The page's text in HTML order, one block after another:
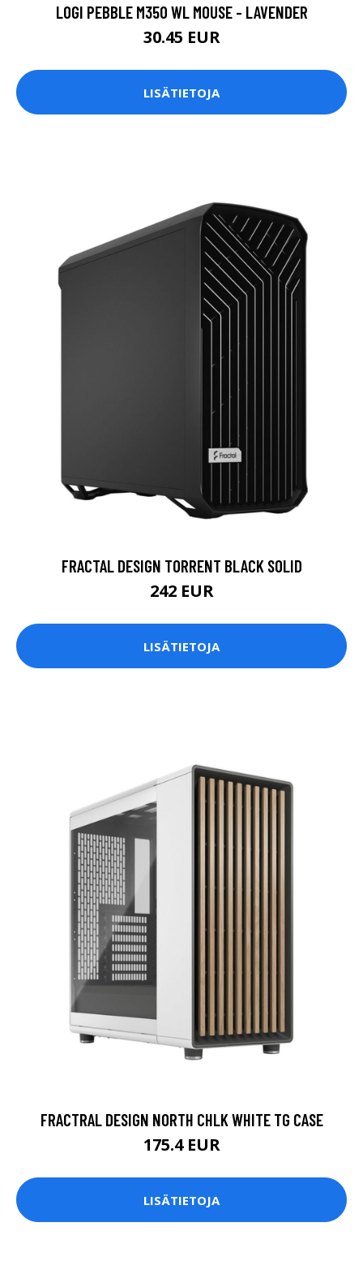
LOGI PEBBLE M350 WL MOUSE - LAVENDER
30.45 EUR
LISÄTIETOJA
FRACTAL DESIGN TORRENT BLACK SOLID
242 EUR
LISÄTIETOJA
FRACTRAL DESIGN NORTH CHLK WHITE TG CASE
175.4 EUR
LISÄTIETOJA